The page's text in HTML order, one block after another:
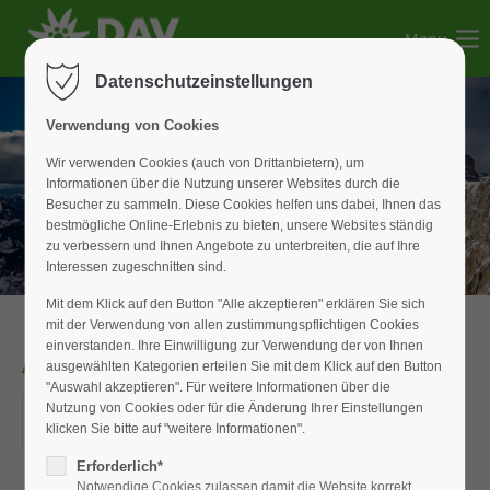
Der Eintrag "offcanvas-col2" existiert leider nicht.
Der Eintrag "offcanvas-col3" existiert leider nicht.
Der Eintrag "offcanvas-col4" existiert leider nicht.
Menu
Anmeldeende V4
02.02.2018
ORT: ROTWANDREIBN IM SPITZING
Datenschutzeinstellungen
Verwendung von Cookies
Wir verwenden Cookies (auch von Drittanbietern), um
Informationen über die Nutzung unserer Websites durch die
Besucher zu sammeln. Diese Cookies helfen uns dabei, Ihnen das
bestmögliche Online-Erlebnis zu bieten, unsere Websites ständig
zu verbessern und Ihnen Angebote zu unterbreiten, die auf Ihre
Interessen zugeschnitten sind.
Mit dem Klick auf den Button "Alle akzeptieren" erklären Sie sich
mit der Verwendung von allen zustimmungspflichtigen Cookies
einverstanden. Ihre Einwilligung zur Verwendung der von Ihnen
ausgewählten Kategorien erteilen Sie mit dem Klick auf den Button
"Auswahl akzeptieren". Für weitere Informationen über die
Nutzung von Cookies oder für die Änderung Ihrer Einstellungen
klicken Sie bitte auf "weitere Informationen".
Erforderlich*
Notwendige Cookies zulassen damit die Website korrekt